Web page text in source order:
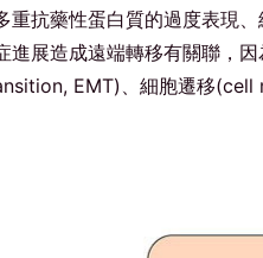
抗藥性蛋白質的過度表現
展造成遠端轉移有關聯，
EMT)、細胞遷移(cell